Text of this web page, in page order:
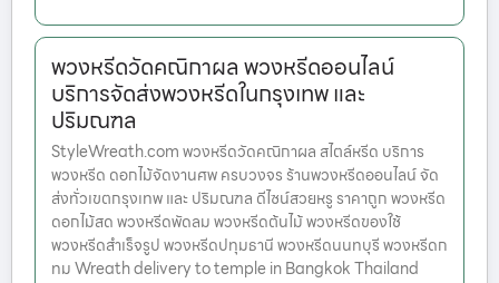
พวงหรีดวัดคณิกาผล พวงหรีดออนไลน์
บริการจัดส่งพวงหรีดในกรุงเทพ และ
ปริมณฑล
StyleWreath.com พวงหรีดวัดคณิกาผล สไตล์หรีด บริการ
พวงหรีด ดอกไม้จัดงานศพ ครบวงจร ร้านพวงหรีดออนไลน์ จัด
ส่งทั่วเขตกรุงเทพ และ ปริมณฑล ดีไซน์สวยหรู ราคาถูก พวงหรีด
ดอกไม้สด พวงหรีดพัดลม พวงหรีดต้นไม้ พวงหรีดของใช้
พวงหรีดสำเร็จรูป พวงหรีดปทุมธานี พวงหรีดนนทบุรี พวงหรีดก
ทม Wreath delivery to temple in Bangkok Thailand